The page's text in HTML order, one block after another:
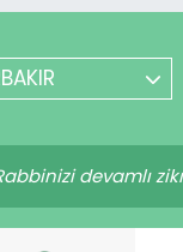
devamlı
ve